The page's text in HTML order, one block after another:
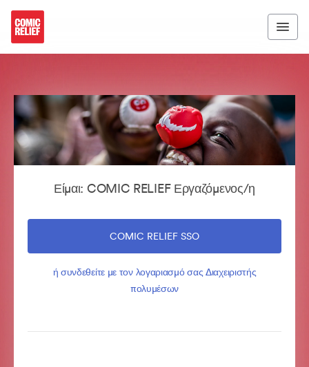
Είμαι: COMIC RELIEF Εργαζόμενος/η
COMIC RELIEF SSO
ή συνδεθείτε με τον λογαριασμό σας Διαχειριστής
πολυμέσων